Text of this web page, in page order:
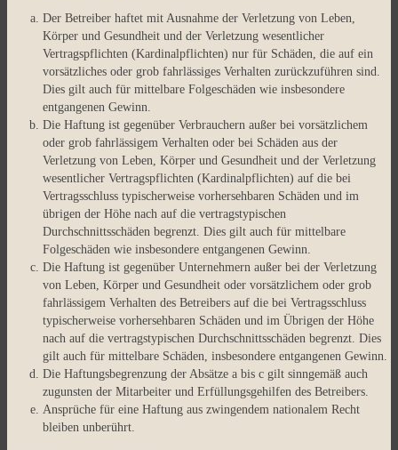
Der Betreiber haftet mit Ausnahme der Verletzung von Leben,
Körper und Gesundheit und der Verletzung wesentlicher
Vertragspflichten (Kardinalpflichten) nur für Schäden, die auf ein
vorsätzliches oder grob fahrlässiges Verhalten zurückzuführen sind.
Dies gilt auch für mittelbare Folgeschäden wie insbesondere
entgangenen Gewinn.
Die Haftung ist gegenüber Verbrauchern außer bei vorsätzlichem
oder grob fahrlässigem Verhalten oder bei Schäden aus der
Verletzung von Leben, Körper und Gesundheit und der Verletzung
wesentlicher Vertragspflichten (Kardinalpflichten) auf die bei
Vertragsschluss typischerweise vorhersehbaren Schäden und im
übrigen der Höhe nach auf die vertragstypischen
Durchschnittsschäden begrenzt. Dies gilt auch für mittelbare
Folgeschäden wie insbesondere entgangenen Gewinn.
Die Haftung ist gegenüber Unternehmern außer bei der Verletzung
von Leben, Körper und Gesundheit oder vorsätzlichem oder grob
fahrlässigem Verhalten des Betreibers auf die bei Vertragsschluss
typischerweise vorhersehbaren Schäden und im Übrigen der Höhe
nach auf die vertragstypischen Durchschnittsschäden begrenzt. Dies
gilt auch für mittelbare Schäden, insbesondere entgangenen Gewinn.
Die Haftungsbegrenzung der Absätze a bis c gilt sinngemäß auch
zugunsten der Mitarbeiter und Erfüllungsgehilfen des Betreibers.
Ansprüche für eine Haftung aus zwingendem nationalem Recht
bleiben unberührt.